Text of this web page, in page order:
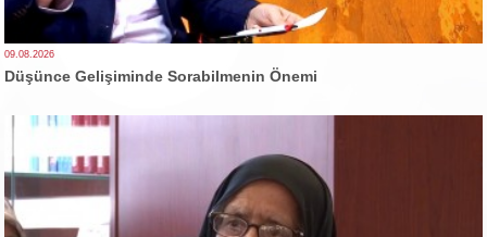
09.08.2026
Düşünce Gelişiminde Sorabilmenin Önemi